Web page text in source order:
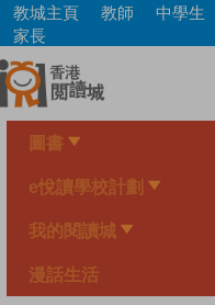
Skip
main
content
教城主頁 教師 中學生
家長
圖書
e悅讀學校計劃
我的閱讀城
漫話生活